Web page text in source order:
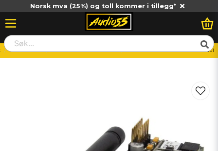
Norsk mva (25%) og toll kommer i tillegg*
DSP Tillbehör Helix & Match Blåtandskort HELIX P-SIX DSP - Bluetooth modul